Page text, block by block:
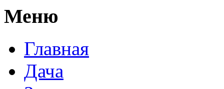
Меню
Главная
Дача